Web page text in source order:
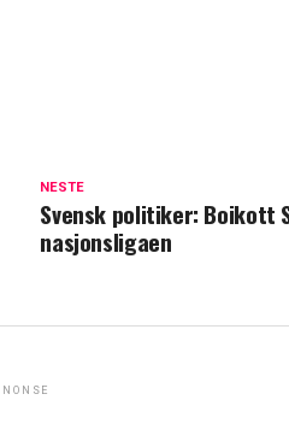
NESTE
Svensk politiker: Boikott
nasjonsligaen